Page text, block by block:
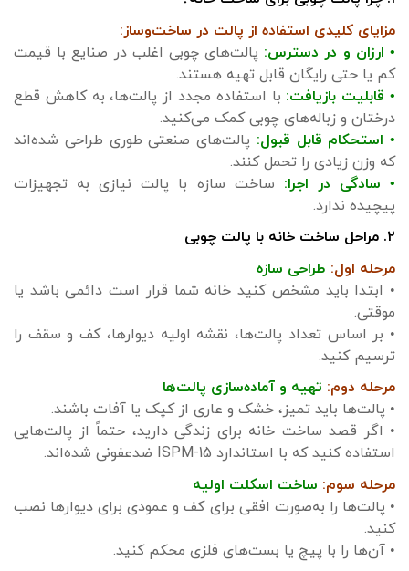
مزایای کلیدی استفاده از پالت در ساخت‌وساز:
• ارزان و در دسترس: پالت‌های چوبی اغلب در صنایع با قیمت
کم یا حتی رایگان قابل تهیه هستند.
• قابلیت بازیافت: با استفاده مجدد از پالت‌ها، به کاهش قطع
درختان و زباله‌های چوبی کمک می‌کنید.
• استحکام قابل قبول: پالت‌های صنعتی طوری طراحی شده‌اند
که وزن زیادی را تحمل کنند.
• سادگی در اجرا: ساخت سازه با پالت نیازی به تجهیزات
پیچیده ندارد.
۲. مراحل ساخت خانه با پالت چوبی
مرحله اول: طراحی سازه
• ابتدا باید مشخص کنید خانه شما قرار است دائمی باشد یا
موقتی.
• بر اساس تعداد پالت‌ها، نقشه اولیه دیوارها، کف و سقف را
ترسیم کنید.
مرحله دوم: تهیه و آماده‌سازی پالت‌ها
• پالت‌ها باید تمیز، خشک و عاری از کپک یا آفات باشند.
• اگر قصد ساخت خانه برای زندگی دارید، حتماً از پالت‌هایی
استفاده کنید که با استاندارد ISPM-15 ضدعفونی شده‌اند.
مرحله سوم: ساخت اسکلت اولیه
• پالت‌ها را به‌صورت افقی برای کف و عمودی برای دیوارها نصب
کنید.
• آن‌ها را با پیچ یا بست‌های فلزی محکم کنید.